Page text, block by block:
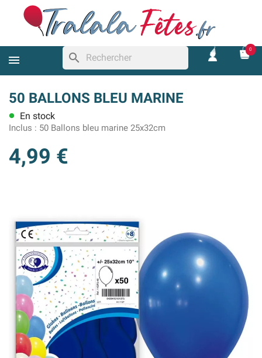
search
0
50 BALLONS BLEU MARINE
lens En stock
Inclus : 50 Ballons bleu marine 25x32cm
4,99 €